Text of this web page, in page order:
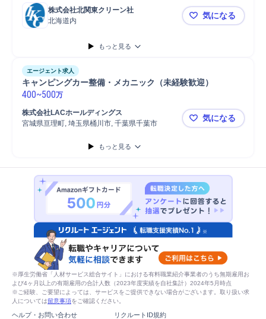
株式会社北関東クリーン社
北海道内
札幌【軽板
気になる
もっと見る
エージェント求人
キャンピングカー整備・メカニック（未経験歓迎）
400~500万
株式会社LACホールディングス
宮城県亘理町, 埼玉県桶川市, 千葉県千葉市
キャンピン
気になる
もっと見る
※厚生労働省「人材サービス総合サイト」における有料職業紹介事業者のうち無期雇用お
よび4ヶ月以上の有期雇用の合計人数（2023年度実績を自社集計）2024年5月時点
※ご経験、ご要望によっては、サービスをご提供できない場合がございます。取り扱い求
人については留意事項をご確認ください。
ヘルプ・お問い合わせ リクルートID規約